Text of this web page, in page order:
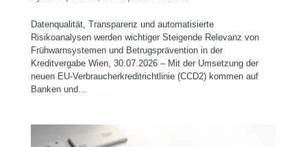
Datenqualität, Transparenz und automatisierte
Risikoanalysen werden wichtiger Steigende Relevanz von
Frühwarnsystemen und Betrugsprävention in der
Kreditvergabe Wien, 30.07.2026 – Mit der Umsetzung der
neuen EU-Verbraucherkreditrichtlinie (CCD2) kommen auf
Banken und...